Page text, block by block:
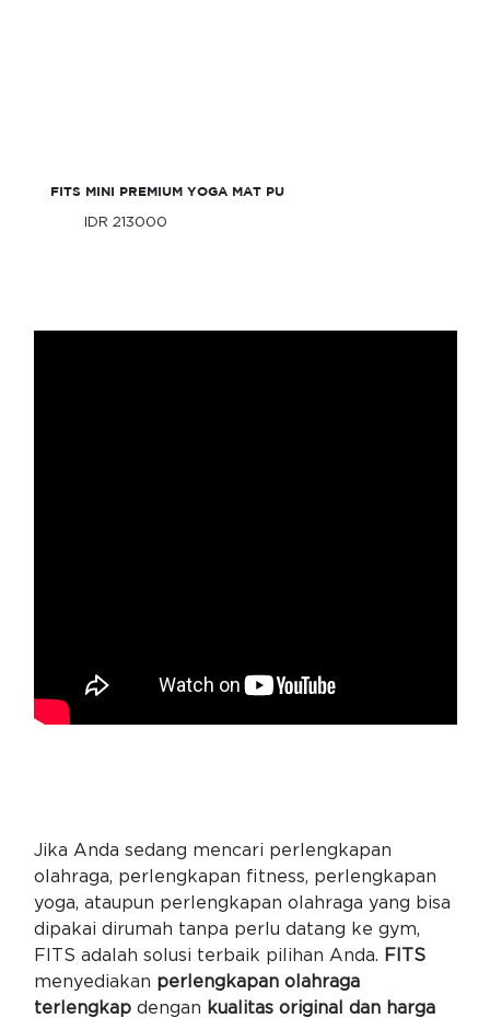
FITS MINI PREMIUM YOGA MAT PU
IDR 213000
IDR 213000
Jika Anda sedang mencari perlengkapan
olahraga, perlengkapan fitness, perlengkapan
yoga, ataupun perlengkapan olahraga yang bisa
dipakai dirumah tanpa perlu datang ke gym,
FITS adalah solusi terbaik pilihan Anda. FITS
menyediakan perlengkapan olahraga
terlengkapdengan kualitas original dan harga